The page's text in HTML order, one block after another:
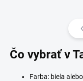
Čo vybrať v
Farba: biela